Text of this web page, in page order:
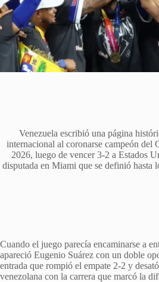
Venezuela escribió una página
internacional al coronarse campeón del
2026, luego de vencer 3-2 a Estados
disputada en Miami que se definió hasta
Cuando el juego parecía encaminarse a
apareció Eugenio Suárez con un doble
entrada que rompió el empate 2-2 y
venezolana con la carrera que marcó la